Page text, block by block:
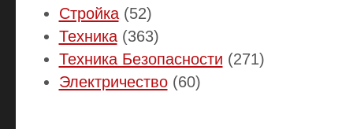
Стройка(52)
Техника(363)
Техника Безопасности (271)
Электричество(60)